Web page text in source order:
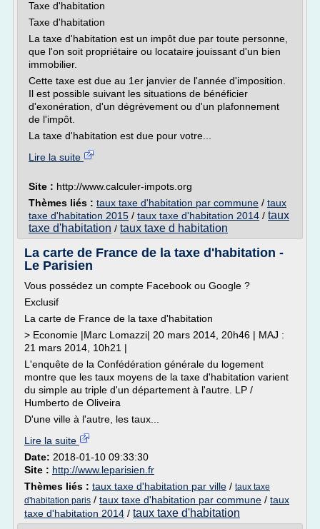
Taxe d'habitation
Taxe d'habitation
La taxe d'habitation est un impôt due par toute personne,
que l'on soit propriétaire ou locataire jouissant d'un bien
immobilier.
Cette taxe est due au 1er janvier de l'année d'imposition.
Il est possible suivant les situations de bénéficier
d'exonération, d'un dégrèvement ou d'un plafonnement
de l'impôt.
La taxe d'habitation est due pour votre...
Lire la suite
Site : http://www.calculer-impots.org
Thèmes liés : taux taxe d'habitation par commune / taux
taxe d'habitation 2015 / taux taxe d'habitation 2014 / taux
taxe d'habitation / taux taxe d habitation
La carte de France de la taxe d'habitation -
Le Parisien
Vous possédez un compte Facebook ou Google ?
Exclusif
La carte de France de la taxe d'habitation
> Economie |Marc Lomazzi| 20 mars 2014, 20h46 | MAJ :
21 mars 2014, 10h21 |
L'enquête de la Confédération générale du logement
montre que les taux moyens de la taxe d'habitation varient
du simple au triple d'un département à l'autre. LP /
Humberto de Oliveira
D'une ville à l'autre, les taux...
Lire la suite
Date: 2018-01-10 09:33:30
Site : http://www.leparisien.fr
Thèmes liés : taux taxe d'habitation par ville / taux taxe
d'habitation paris / taux taxe d'habitation par commune / taux
taxe d'habitation 2014 / taux taxe d'habitation